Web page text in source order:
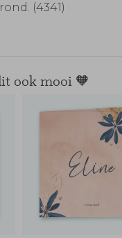
(4341)
ook mooi 🧡